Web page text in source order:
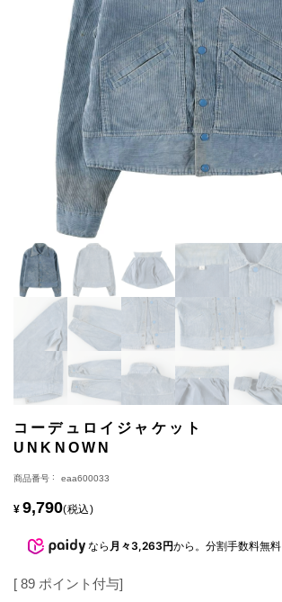
コーデュロイジャケット
UNKNOWN
商品番号 eaa600033
¥ 9,790 税込
なら 月々3,263円から。分割手数料無料
[ 89 ポイント付与]